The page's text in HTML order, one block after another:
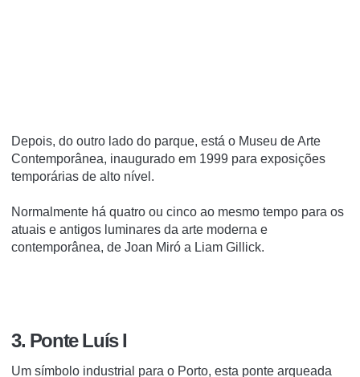
Depois, do outro lado do parque, está o Museu de Arte
Contemporânea, inaugurado em 1999 para exposições
temporárias de alto nível.
Normalmente há quatro ou cinco ao mesmo tempo para os
atuais e antigos luminares da arte moderna e
contemporânea, de Joan Miró a Liam Gillick.
3. Ponte Luís I
Um símbolo industrial para o Porto, esta ponte arqueada